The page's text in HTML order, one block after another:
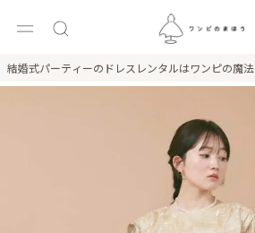
結婚式パーティーのドレスレンタルはワンピの魔法